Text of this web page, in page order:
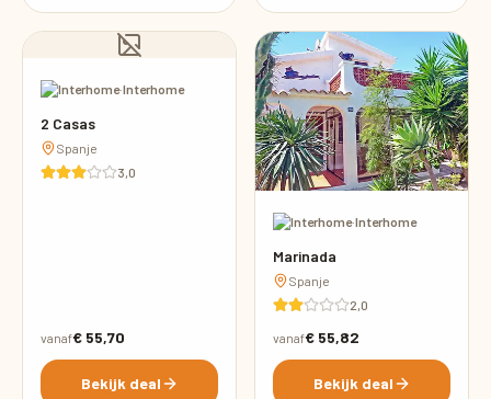
·Interhome
2 Casas
Spanje
3,0
vanaf€ 55,70
Bekijk deal
·Interhome
Marinada
Spanje
2,0
vanaf€ 55,82
Bekijk deal